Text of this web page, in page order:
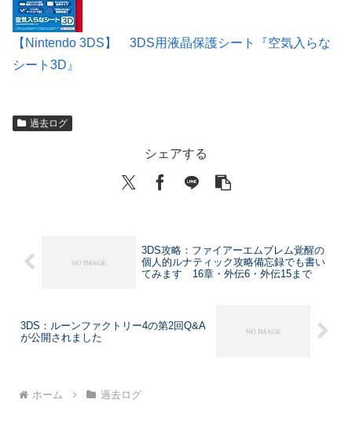
【Nintendo 3DS】 3DS用液晶保護シート『空気入らな
シート3D』
過去ログ
シェアする
3DS攻略：ファイアーエムブレム覚醒の
個人的ルナティック攻略備忘録でも書い
てみます 16章・外伝6・外伝15まで
3DS：ルーンファクトリー4の第2回Q&A
が公開されました
ホーム 過去ログ